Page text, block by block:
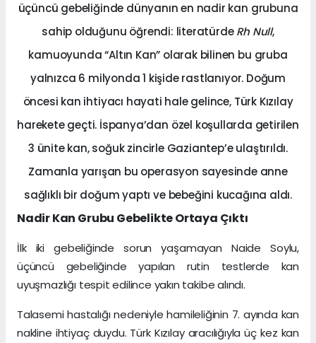
üçüncü gebeliğinde dünyanın en nadir kan grubuna
sahip olduğunu öğrendi: literatürdeRh Null,
kamuoyunda “Altın Kan” olarak bilinen bu gruba
yalnızca 6 milyonda 1 kişide rastlanıyor. Doğum
öncesi kan ihtiyacı hayati hale gelince, Türk Kızılay
harekete geçti. İspanya’dan özel koşullarda getirilen
3 ünite kan, soğuk zincirle Gaziantep’e ulaştırıldı.
Zamanla yarışan bu operasyon sayesinde anne
sağlıklı bir doğum yaptı ve bebeğini kucağına aldı.
Nadir Kan Grubu Gebelikte Ortaya Çıktı
İlk iki gebeliğinde sorun yaşamayan Naide Soylu,
üçüncü gebeliğinde yapılan rutin testlerde kan
uyuşmazlığı tespit edilince yakın takibe alındı.
Talasemi hastalığı nedeniyle hamileliğinin 7. ayında kan
nakline ihtiyaç duydu. Türk Kızılay aracılığıyla üç kez kan